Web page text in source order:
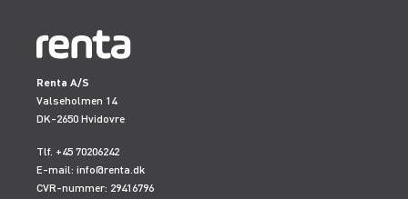
Renta A/S
Valseholmen 14
DK-2650 Hvidovre
Tlf. +45 70206242
E-mail: info@renta.dk
CVR-nummer: 29416796